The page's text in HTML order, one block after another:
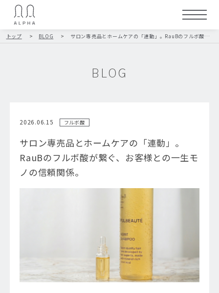
トップ > BLOG > サロン専売品とホームケアの「連動」。RauBのフルボ酸が繋ぐ、お客様との一生モノの信頼関係。
BLOG
2026.06.15 フルボ酸
サロン専売品とホームケアの「連動」。
RauBのフルボ酸が繋ぐ、お客様との一生モ
ノの信頼関係。